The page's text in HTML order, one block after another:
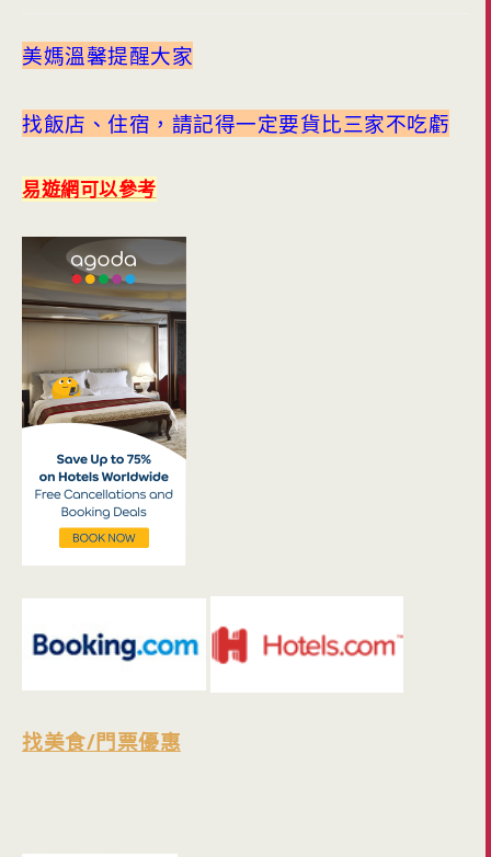
美媽溫馨提醒大家
找飯店、住宿，請記得一定要貨比三家不吃虧
易遊網可以參考
找美食/門票優惠